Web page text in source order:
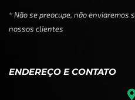
* Não se preocupe, não enviaremos
nossos clientes
ENDEREÇO E CONTATO